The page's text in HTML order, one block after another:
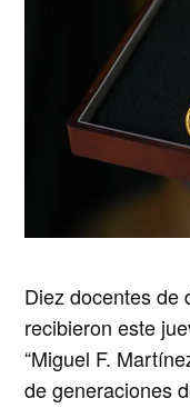
Diez docentes de
recibieron este
“Miguel F.
de generaciones